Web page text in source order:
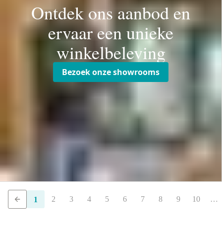
Ontdek ons aanbod en
ervaar een unieke
winkelbeleving
Bezoek onze showrooms
1 2 3 4 5 6 7 8 9 10 …